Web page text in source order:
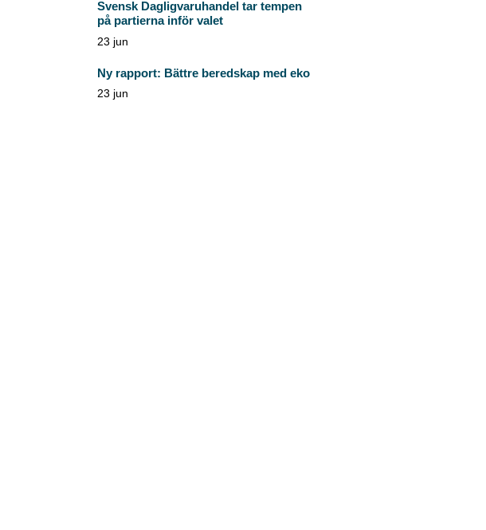
Svensk Dagligvaruhandel tar tempen
på partierna inför valet
23 jun
Ny rapport: Bättre beredskap med eko
23 jun